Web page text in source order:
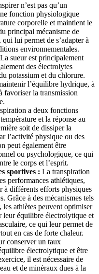
n’est pas qu’un
fonction physiologique
corporelle et maintient le
principal mécanisme de
lui permet de s’adapter à
environnementales.
La sueur est principalement
des électrolytes
potassium et du chlorure.
l’équilibre hydrique, à
favoriser la transmission
a deux fonctions
et la réponse au
soit de dissiper la
l’activité physique ou des
peut également être
ou psychologique, ce qui
le corps et l’esprit.
sportives : La transpiration
performances athlétiques,
à différents efforts physiques
Grâce à des mécanismes tels
les athlètes peuvent optimiser
leur équilibre électrolytique et
ce qui leur permet de
en cas de forte chaleur.
conserver un taux
électrolytique et être
il est nécessaire de
et de minéraux dues à la